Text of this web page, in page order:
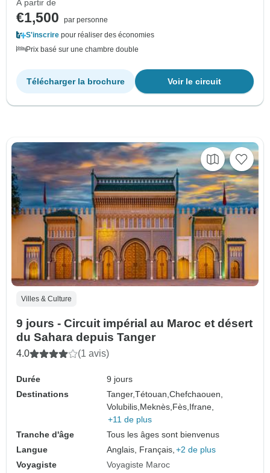
À partir de
€1,500
par personne
S'inscrire pour réaliser des économies
Prix basé sur une chambre double
Voir le circuit
Télécharger la brochure
Villes & Culture
9 jours - Circuit impérial au Maroc et désert
du Sahara depuis Tanger
4.0 (1 avis)
Durée
9 jours
Destinations
Tanger,Tétouan,Chefchaouen,
Volubilis, Meknès, Fès, Ifrane,
+11 de plus
Tranche d'âge
Tous les âges sont bienvenus
Langue
Anglais, Français, +2 de plus
Voyagiste
Voyagiste Maroc